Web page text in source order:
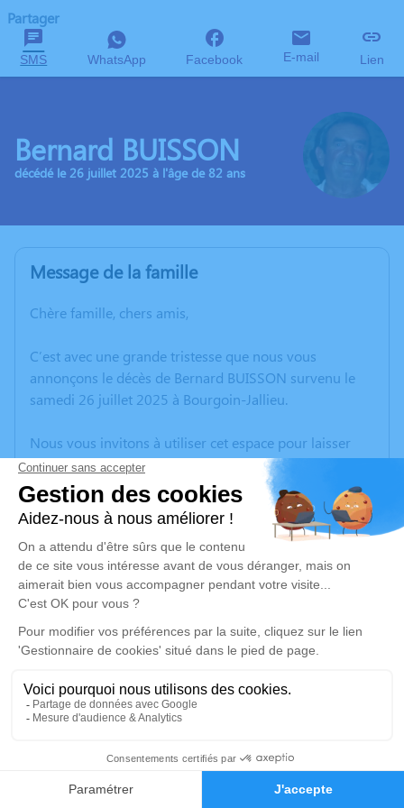
Faire-part Hommages
Partager
SMS WhatsApp Facebook E-mail Lien
Bernard BUISSON
décédé le 26 juillet 2025 à l'âge de 82 ans
Message de la famille
Chère famille, chers amis,
C’est avec une grande tristesse que nous vous
annonçons le décès de Bernard BUISSON survenu le
samedi 26 juillet 2025 à Bourgoin-Jallieu.
Nous vous invitons à utiliser cet espace pour laisser
vos condoléances, partager des photos souvenirs, une
anecdote ou exprimer vos pensées à travers des
poèmes ou des textes. Cet endroit est un lieu
d'expression dédié à honorer la mémoire de Bernard
BUISSON.
Un service de plantation d’arbre hommage est
disponible ici.
Je rends hommage
Cérémonie civile
Chambre Funéraire de Villa de Montalieu-Vercieu
Z.A du Mont Revolon, 65 Rue du Pré Flocard